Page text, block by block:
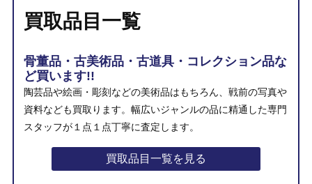
買取品目一覧
骨董品・古美術品・古道具・コレクション品な
ど買います!!
陶芸品や絵画・彫刻などの美術品はもちろん、戦前の写真や
資料なども買取ります。幅広いジャンルの品に精通した専門
スタッフが１点１点丁寧に査定します。
買取品目一覧を見る